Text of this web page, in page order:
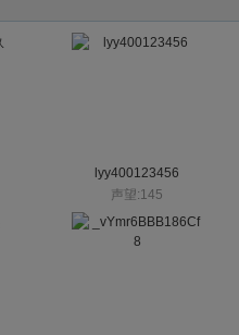
lyy400123456
声望:145